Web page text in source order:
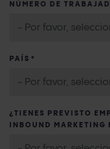
NÚMERO DE
PAÍS *
¿TIENES PREVISTO
INBOUND MARKETING